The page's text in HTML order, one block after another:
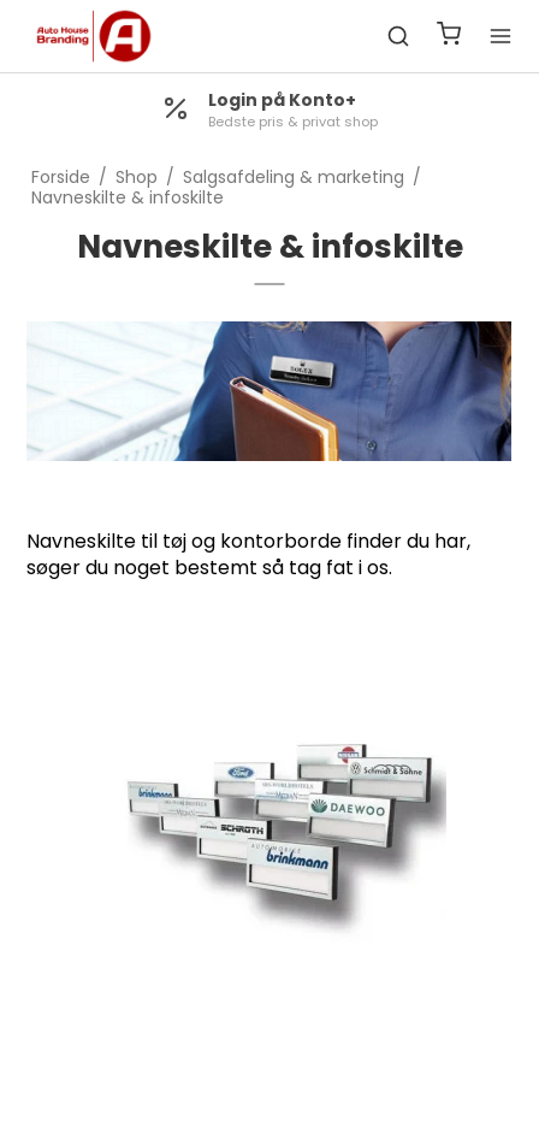
Login på Konto+
Bedste pris & privat shop
Forside / Shop / Salgsafdeling & marketing /
Navneskilte & infoskilte
Navneskilte & infoskilte
Navneskilte til tøj og kontorborde finder du har,
søger du noget bestemt så tag fat i os.